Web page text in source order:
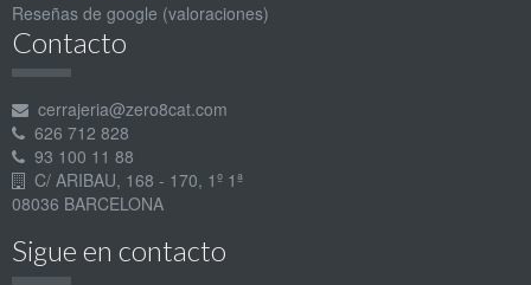
Reseñas de google (valoraciones)
Contacto
cerrajeria@zero8cat.com
626 712 828
93 100 11 88
C/ ARIBAU, 168 - 170, 1º 1ª
08036 BARCELONA
Sigue en contacto